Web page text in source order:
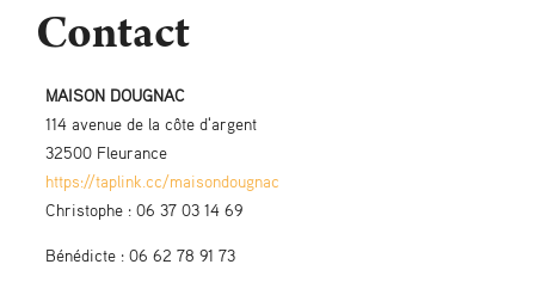
Contact
MAISON DOUGNAC
114 avenue de la côte d'argent
32500 Fleurance
https://taplink.cc/maisondougnac
Christophe : 06 37 03 14 69
Bénédicte : 06 62 78 91 73